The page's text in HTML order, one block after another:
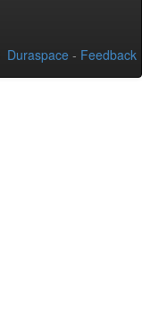
Duraspace - Feedback